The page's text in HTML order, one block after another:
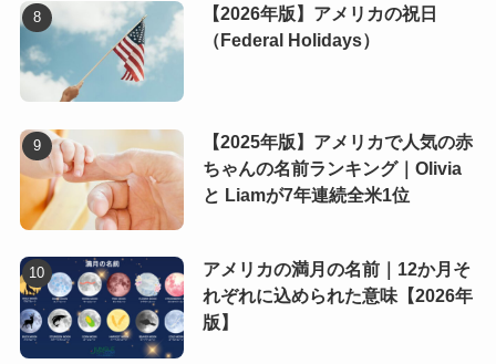
【2026年版】アメリカの祝日
（Federal Holidays）
【2025年版】アメリカで人気の赤
ちゃんの名前ランキング｜Olivia
と Liamが7年連続全米1位
アメリカの満月の名前｜12か月そ
れぞれに込められた意味【2026年
版】